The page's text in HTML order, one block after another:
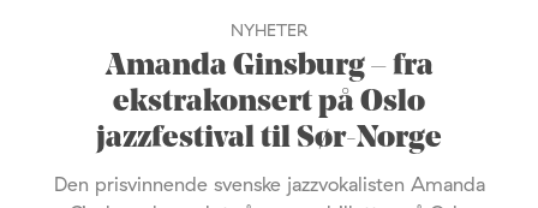
NYHETER
Amanda Ginsburg – fra
ekstrakonsert på Oslo
jazzfestival til Sør-Norge
Den prisvinnende svenske jazzvokalisten Amanda